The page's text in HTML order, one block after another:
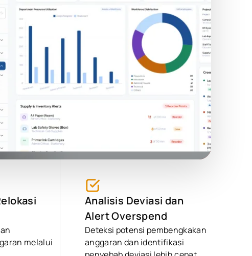
melalui
Analisis Deviasi dan
Alert Overspend
Deteksi potensi pembengkakan
anggaran dan identifikasi